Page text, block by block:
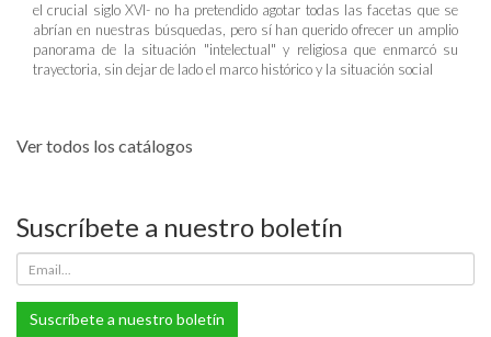
el crucial siglo XVI- no ha pretendido agotar todas las facetas que se
abrían en nuestras búsquedas, pero sí han querido ofrecer un amplio
panorama de la situación "intelectual" y religiosa que enmarcó su
trayectoria, sin dejar de lado el marco histórico y la situación social
Ver todos los catálogos
Suscríbete a nuestro boletín
Suscríbete a nuestro boletín